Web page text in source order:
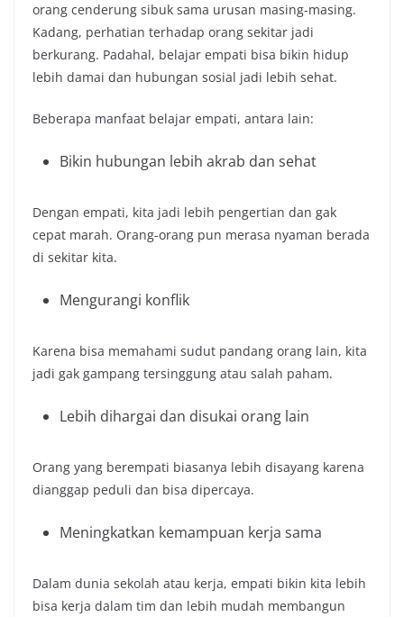
orang cenderung sibuk sama urusan masing-masing.
Kadang, perhatian terhadap orang sekitar jadi
berkurang. Padahal, belajar empati bisa bikin hidup
lebih damai dan hubungan sosial jadi lebih sehat.
Beberapa manfaat belajar empati, antara lain:
Bikin hubungan lebih akrab dan sehat
Dengan empati, kita jadi lebih pengertian dan gak
cepat marah. Orang-orang pun merasa nyaman berada
di sekitar kita.
Mengurangi konflik
Karena bisa memahami sudut pandang orang lain, kita
jadi gak gampang tersinggung atau salah paham.
Lebih dihargai dan disukai orang lain
Orang yang berempati biasanya lebih disayang karena
dianggap peduli dan bisa dipercaya.
Meningkatkan kemampuan kerja sama
Dalam dunia sekolah atau kerja, empati bikin kita lebih
bisa kerja dalam tim dan lebih mudah membangun